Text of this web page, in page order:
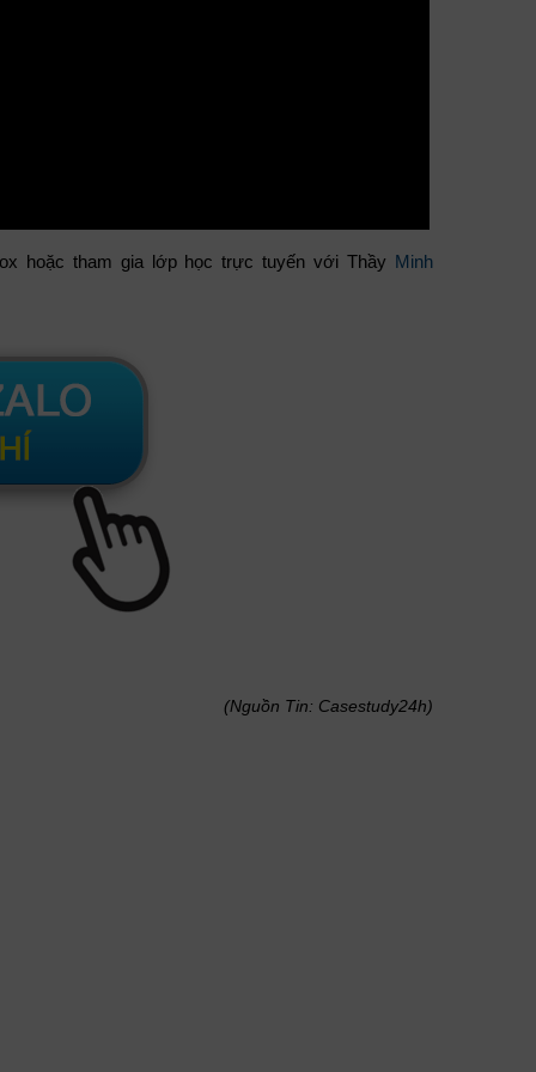
hoặc tham gia lớp học trực tuyến với Thầy Minh
(Nguồn Tin: Casestudy24h)